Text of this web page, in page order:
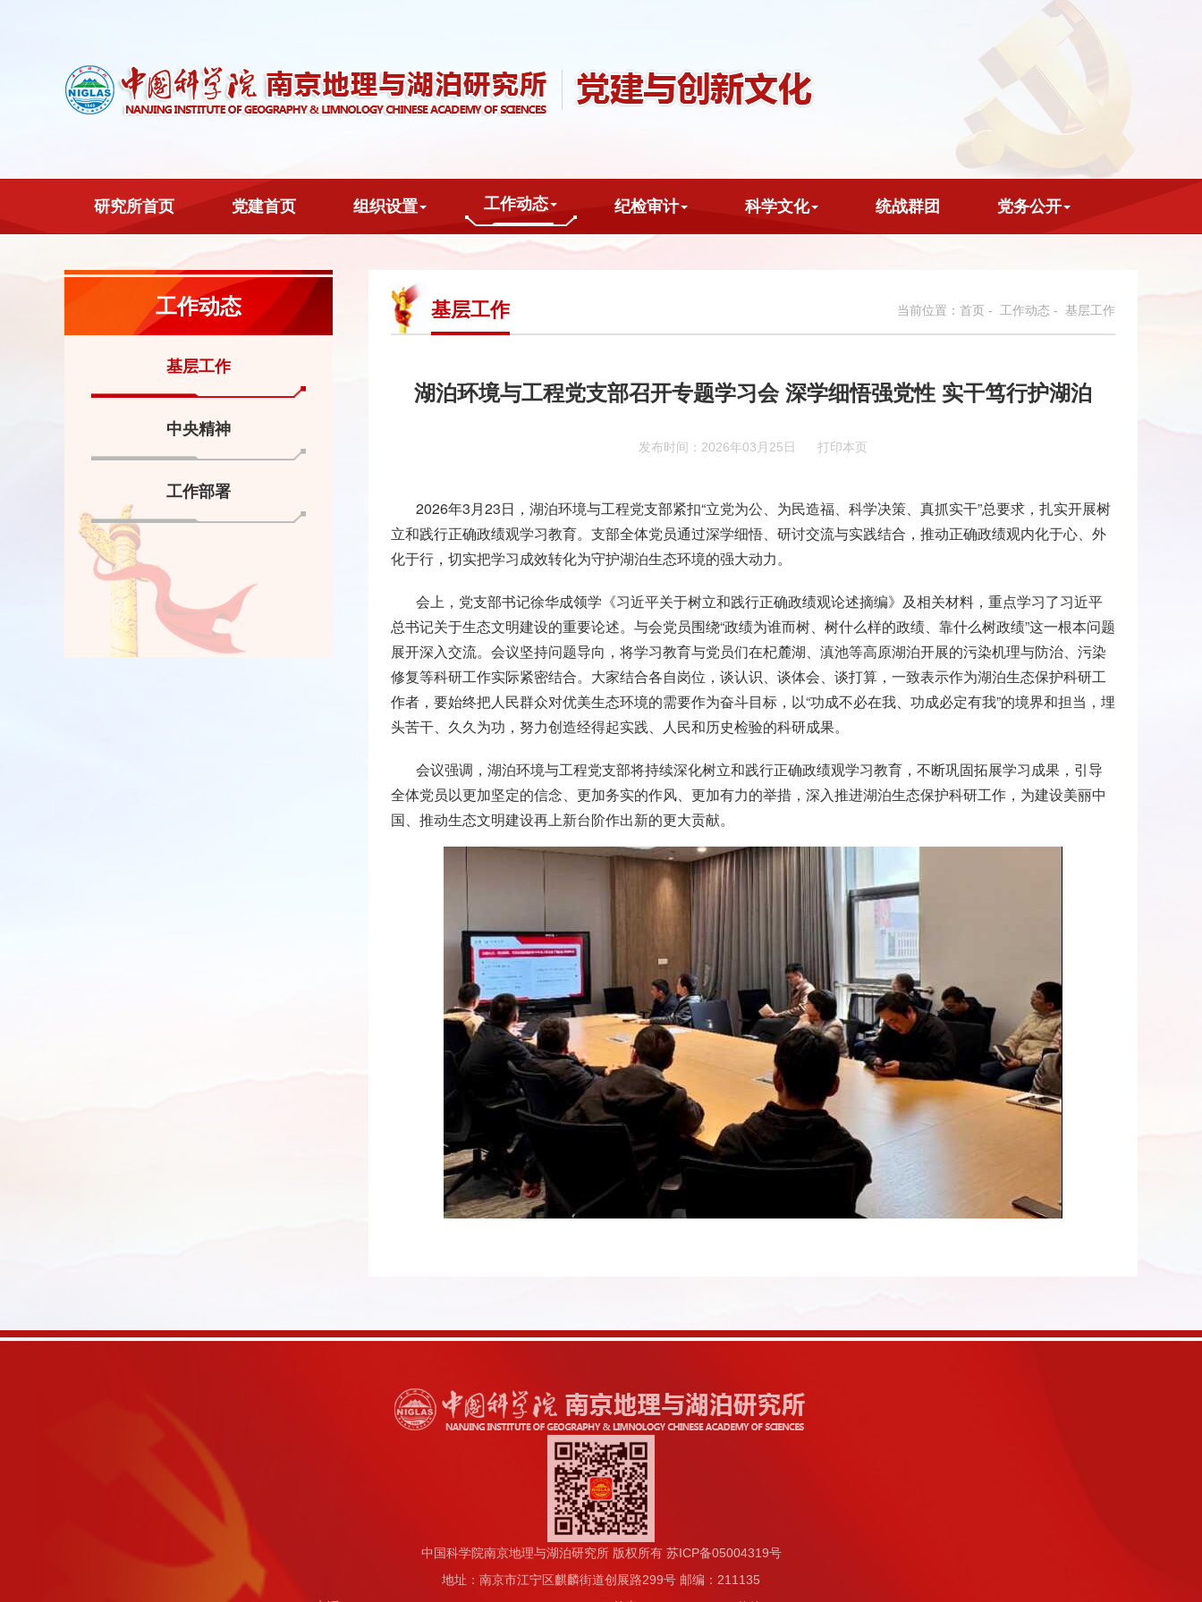
研究所首页 党建首页 组织设置 工作动态 纪检审计 科学文化 统战群团 党务公开
工作动态
基层工作
中央精神
工作部署
基层工作 当前位置： 首页 - 工作动态 - 基层工作
湖泊环境与工程党支部召开专题学习会 深学细悟强党性 实干笃行护湖泊
发布时间：2026年03月25日 打印本页
2026年3月23日，湖泊环境与工程党支部紧扣“立党为公、为民造福、科学决策、真抓实干”总要求，扎实开展树
立和践行正确政绩观学习教育。支部全体党员通过深学细悟、研讨交流与实践结合，推动正确政绩观内化于心、外
化于行，切实把学习成效转化为守护湖泊生态环境的强大动力。
会上，党支部书记徐华成领学《习近平关于树立和践行正确政绩观论述摘编》及相关材料，重点学习了习近平
总书记关于生态文明建设的重要论述。与会党员围绕“政绩为谁而树、树什么样的政绩、靠什么树政绩”这一根本问题
展开深入交流。会议坚持问题导向，将学习教育与党员们在杞麓湖、滇池等高原湖泊开展的污染机理与防治、污染
修复等科研工作实际紧密结合。大家结合各自岗位，谈认识、谈体会、谈打算，一致表示作为湖泊生态保护科研工
作者，要始终把人民群众对优美生态环境的需要作为奋斗目标，以“功成不必在我、功成必定有我”的境界和担当，埋
头苦干、久久为功，努力创造经得起实践、人民和历史检验的科研成果。
会议强调，湖泊环境与工程党支部将持续深化树立和践行正确政绩观学习教育，不断巩固拓展学习成果，引导
全体党员以更加坚定的信念、更加务实的作风、更加有力的举措，深入推进湖泊生态保护科研工作，为建设美丽中
国、推动生态文明建设再上新台阶作出新的更大贡献。
中国科学院南京地理与湖泊研究所 版权所有 苏ICP备05004319号
地址：南京市江宁区麒麟街道创展路299号 邮编：211135